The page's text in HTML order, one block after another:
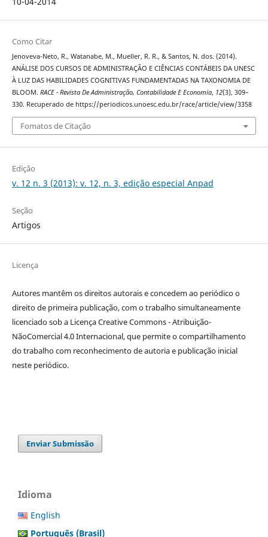
Como Citar
Jenoveva-Neto, R., Watanabe, M., Mueller, R. R., & Santos, N. dos. (2014).
ANÁLISE DOS CURSOS DE ADMINISTRAÇÃO E CIÊNCIAS CONTÁBEIS DA UNESC
À LUZ DAS HABILIDADES COGNITIVAS FUNDAMENTADAS NA TAXONOMIA DE
BLOOM. RACE - Revista De Administração, Contabilidade E Economia, 12(3), 309–
330. Recuperado de https://periodicos.unoesc.edu.br/race/article/view/3358
Fomatos de Citação
Edição
v. 12 n. 3 (2013): v. 12, n. 3, edição especial Anpad
Seção
Artigos
Licença
Autores mantêm os direitos autorais e concedem ao periódico o
direito de primeira publicação, com o trabalho simultaneamente
licenciado sob a Licença Creative Commons - Atribuição-
NãoComercial 4.0 Internacional, que permite o compartilhamento
do trabalho com reconhecimento de autoria e publicação inicial
neste periódico.
Enviar Submissão
Idioma
English
Português (Brasil)